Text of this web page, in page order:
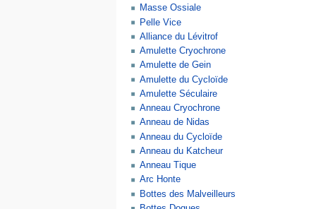
Masse Ossiale
Pelle Vice
Alliance du Lévitrof
Amulette Cryochrone
Amulette de Gein
Amulette du Cycloïde
Amulette Séculaire
Anneau Cryochrone
Anneau de Nidas
Anneau du Cycloïde
Anneau du Katcheur
Anneau Tique
Arc Honte
Bottes des Malveilleurs